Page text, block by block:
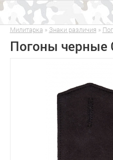
Милитарка » Знаки различия »
Погоны черные